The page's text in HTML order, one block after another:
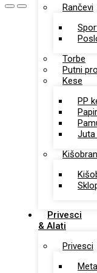
Rančevi
Torbe
Putni
Kese
PP
Juta
Privesci
& Alati
Privesci